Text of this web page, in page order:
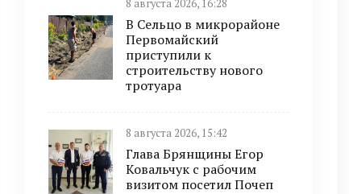
8 августа 2026, 16:28
В Сельцо в микрорайоне
Первомайский
приступили к
строительству нового
тротуара
8 августа 2026, 15:42
Глава Брянщины Егор
Ковальчук с рабочим
визитом посетил Почеп